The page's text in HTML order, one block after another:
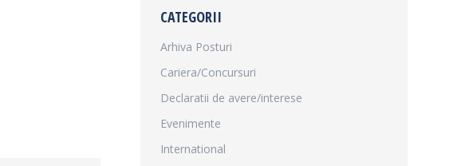
CATEGORII
Arhiva Posturi
Cariera/Concursuri
Declaratii de avere/interese
Evenimente
International